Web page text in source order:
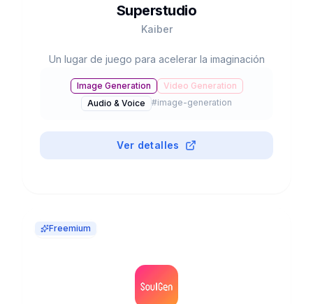
Superstudio
Kaiber
Un lugar de juego para acelerar la imaginación
Image Generation
Video Generation
Audio & Voice
#image-generation
Ver detalles
Freemium